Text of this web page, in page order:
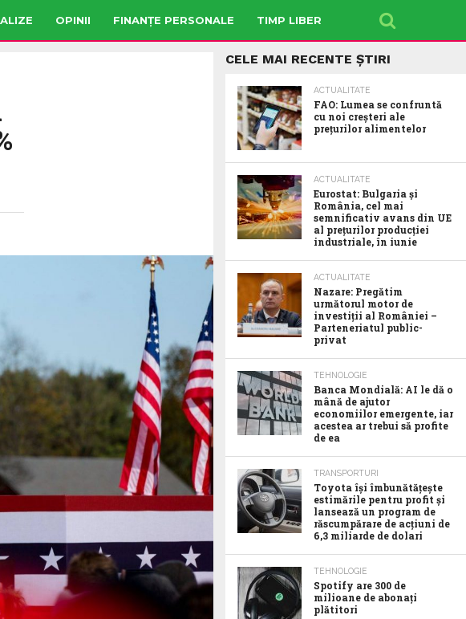
OPINII FINANȚE PERSONALE TIMP LIBER
CELE MAI RECENTE ȘTIRI
ACTUALITATE
FAO: Lumea se confruntă
cu noi creșteri ale
prețurilor alimentelor
ACTUALITATE
Eurostat: Bulgaria și
România, cel mai
semnificativ avans din UE
al prețurilor producției
industriale, în iunie
ACTUALITATE
Nazare: Pregătim
următorul motor de
investiții al României –
Parteneriatul public-
privat
TEHNOLOGIE
Banca Mondială: AI le dă o
mână de ajutor
economiilor emergente, iar
acestea ar trebui să profite
de ea
TRANSPORTURI
Toyota îşi îmbunătăţeşte
estimările pentru profit şi
lansează un program de
răscumpărare de acţiuni de
6,3 miliarde de dolari
TEHNOLOGIE
Spotify are 300 de
milioane de abonaţi
plătitori